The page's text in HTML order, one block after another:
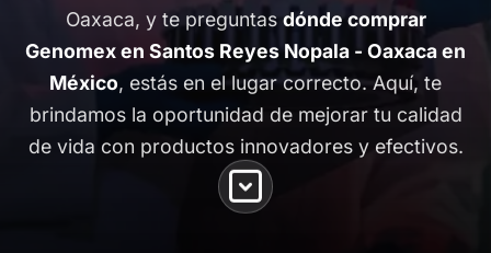
Oaxaca, y te preguntasdónde comprar
Genomex en Santos Reyes Nopala - Oaxaca en
México, estás en el lugar correcto. Aquí, te
brindamos la oportunidad de mejorar tu calidad
de vida con productos innovadores y efectivos.